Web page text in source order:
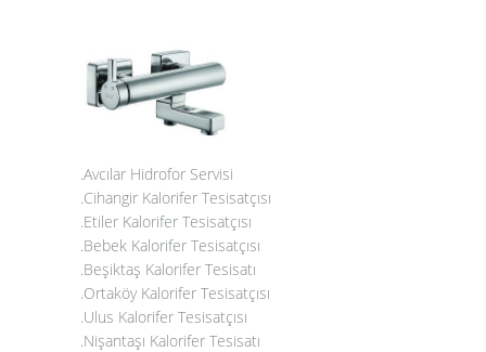
.Avcılar Hidrofor Servisi
.Cihangir Kalorifer Tesisatçısı
.Etiler Kalorifer Tesisatçısı
.Bebek Kalorifer Tesisatçısı
.Beşiktaş Kalorifer Tesisatı
.Ortaköy Kalorifer Tesisatçısı
.Ulus Kalorifer Tesisatçısı
.Nişantaşı Kalorifer Tesisatı